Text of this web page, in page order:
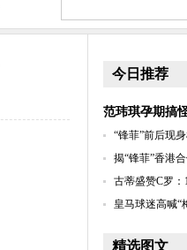
今日推荐
范玮琪孕期搞
“锋菲”前后现
揭“锋菲”香港
古蒂盛赞C罗
皇马球迷高喊“
精选图文